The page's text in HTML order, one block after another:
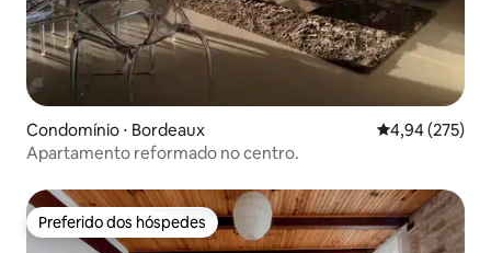
Condomínio ⋅ Bordeaux 4,94 de uma
4,94 (275)
Apartamento reformado no centro.
Preferido dos hóspedes
Preferido dos hóspedes